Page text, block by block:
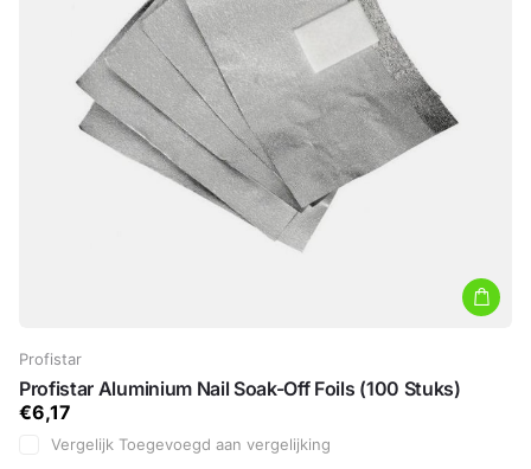
Profistar
Profistar Aluminium Nail Soak-Off Foils (100 Stuks)
€6,17
Vergelijk Toegevoegd aan vergelijking